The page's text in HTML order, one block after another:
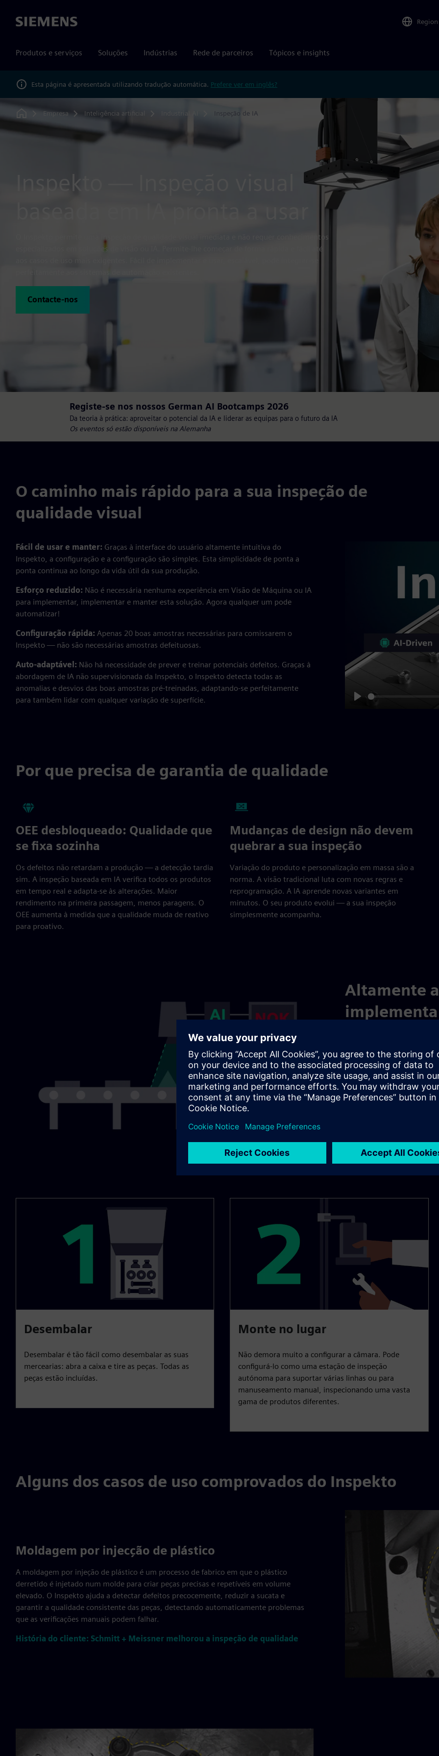
Siemens Region
Produtos e serviços Soluções Indústrias Rede de parceiros Tópicos e insights
Esta página é apresentada utilizando tradução automática. Prefere ver em inglês?
Home
Empresa Inteligência artificial Industrial AI Inspeção de IA
Inspekto — Inspeção visual
O Inspekto permite uma inspeção de qualidade visual imediata e não requer conhecimentos
especializados em soluções de visão ou IA. Permite-lhe começar de forma rápida e fácil até
Contacte-nos
Registe-se nos nossos German AI Bootcamps 2026
Da teoria à prática: aproveitar o potencial da IA e liderar as equipas para o futuro da IA
Os eventos só estão disponíveis na Alemanha
O caminho mais rápido para a sua inspeção de
qualidade visual
Fácil de usar e manter: Graças à interface do usuário altamente intuitiva do
Inspekto, a configuração e a configuração são simples. Esta simplicidade de ponta a
ponta continua ao longo da vida útil da sua produção.
Esforço reduzido: Não é necessária nenhuma experiência em Visão de Máquina ou IA
para implementar, implementar e manter esta solução. Agora qualquer um pode
automatizar!
Configuração rápida: Apenas 20 boas amostras necessárias para comissarem o
Inspekto — não são necessárias amostras defeituosas.
Auto-adaptável: Não há necessidade de prever e treinar potenciais defeitos. Graças à
abordagem de IA não supervisionada da Inspekto, o Inspekto detecta todas as
anomalias e desvios das boas amostras pré-treinadas, adaptando-se perfeitamente
para também lidar com qualquer variação de superfície.
Por que precisa de garantia de qualidade
OEE desbloqueado: Qualidade que
se fixa sozinha
Os defeitos não retardam a produção — a detecção tardia
sim. A inspeção baseada em IA verifica todos os produtos
em tempo real e adapta-se às alterações. Maior
rendimento na primeira passagem, menos paragens. O
OEE aumenta à medida que a qualidade muda de reativo
para proativo.
Mudanças de design não devem
quebrar a sua inspeção
Variação do produto e personalização em massa são a
norma. A visão tradicional luta com novas regras e
reprogramação. A IA aprende novas variantes em
minutos. O seu produto evolui — a sua inspeção
simplesmente acompanha.
Altamente
extremamente fácil de
requer experiência em
Amostras ruins são
de produção, seja de fim
Desembalar
Desembalar é tão fácil como desembalar as suas
mercearias: abra a caixa e tire as peças. Todas as
peças estão incluídas.
Monte no lugar
Não demora muito a configurar a câmara. Pode
configurá-lo como uma estação de inspeção
autónoma para suportar várias linhas ou para
manuseamento manual, inspecionando uma vasta
gama de produtos diferentes.
Alguns dos casos de uso comprovados do Inspekto
Moldagem por injecção de plástico
A moldagem por injeção de plástico é um processo de fabrico em que o plástico
derretido é injetado num molde para criar peças precisas e repetíveis em volume
elevado. O Inspekto ajuda a detectar defeitos precocemente, reduzir a sucata e
garantir a qualidade consistente das peças, detectando automaticamente problemas
que as verificações manuais podem falhar.
História do cliente: Schmitt + Meissner melhorou a inspeção de qualidade